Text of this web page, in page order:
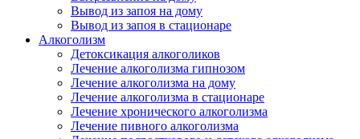
Вывод из запоя на дому
Вывод из запоя в стационаре
Алкоголизм
Детоксикация алкоголиков
Лечение алкоголизма гипнозом
Лечение алкоголизма на дому
Лечение алкоголизма в стационаре
Лечение хронического алкоголизма
Лечение пивного алкоголизма